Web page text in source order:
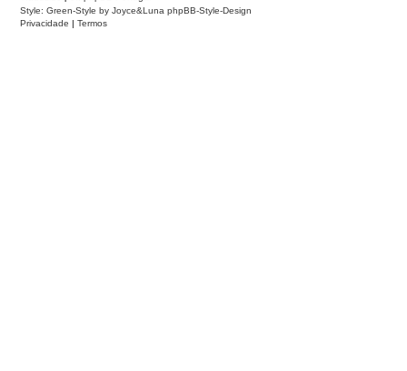
Style: Green-Style by Joyce&Luna phpBB-Style-Design
Privacidade | Termos